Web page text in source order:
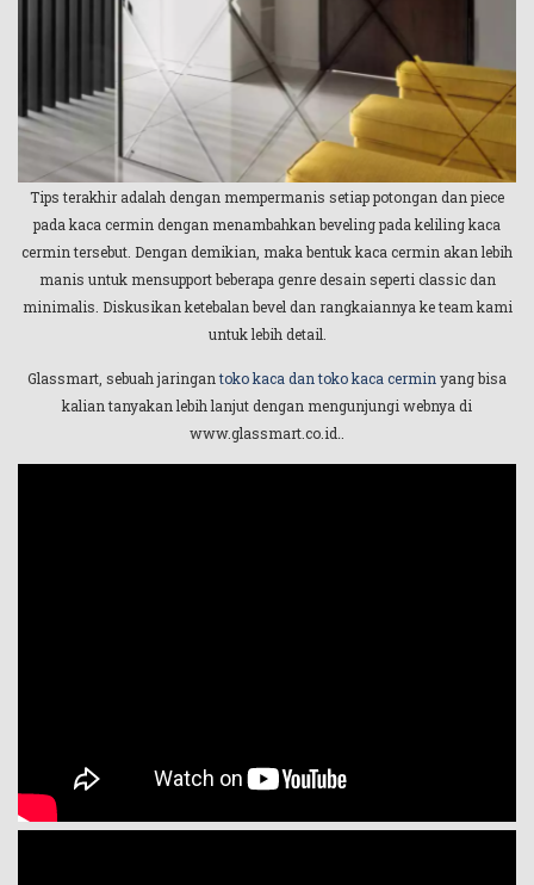
Tips terakhir adalah dengan mempermanis setiap potongan dan piece
pada kaca cermin dengan menambahkan beveling pada keliling kaca
cermin tersebut. Dengan demikian, maka bentuk kaca cermin akan lebih
manis untuk mensupport beberapa genre desain seperti classic dan
minimalis. Diskusikan ketebalan bevel dan rangkaiannya ke team kami
untuk lebih detail.
Glassmart, sebuah jaringantoko kaca dan toko kaca cermin yang bisa
kalian tanyakan lebih lanjut dengan mengunjungi webnya di
www.glassmart.co.id.